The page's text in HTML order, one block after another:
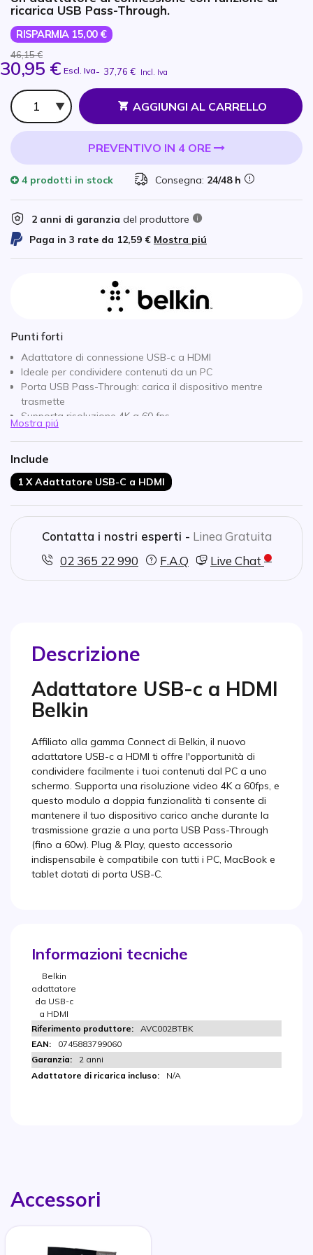
ricarica USB Pass-Through.
RISPARMIA 15,00 €
46,15 €
30,95 € Escl. Iva- 37,76 € Incl. Iva
Qtà
AGGIUNGI AL CARRELLO
PREVENTIVO IN 4 ORE
4 prodotti in stock Consegna: 24/48 h
2 anni di garanzia del produttore
Paga in 3 rate da 12,59 € Mostra piú
Punti forti
Adattatore di connessione USB-c a HDMI
Ideale per condividere contenuti da un PC
Porta USB Pass-Through: carica il dispositivo mentre
trasmette
Supporta risoluzione 4K a 60 fps
Compatibile con PC, Macbook e tablet dotati di porta
USB-C
Mostra piú
Include
1 X Adattatore USB-C a HDMI
Contatta i nostri esperti - Linea Gratuita
02 365 22 990
F.A.Q Live Chat
Descrizione
Adattatore USB-c a HDMI
Belkin
Affiliato alla gamma Connect di Belkin, il nuovo
adattatore USB-c a HDMI ti offre l'opportunità di
condividere facilmente i tuoi contenuti dal PC a uno
schermo. Supporta una risoluzione video 4K a 60fps, e
questo modulo a doppia funzionalità ti consente di
mantenere il tuo dispositivo carico anche durante la
trasmissione grazie a una porta USB Pass-Through
(fino a 60w). Plug & Play, questo accessorio
indispensabile è compatibile con tutti i PC, MacBook e
tablet dotati di porta USB-C.
Informazioni tecniche
Belkin
adattatore
da USB-c
a HDMI
AVC002BTBK
0745883799060
2 anni
N/A
Accessori